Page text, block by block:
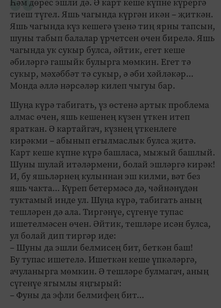
Һәм дөрес эшли дә. Ә карт кеше күпне күрергә
тиеш түгел. Яшь чагында күргән икән – җиткән.
Яшь чагында күз кешегә үзенә тиң ярны тапсын,
шуны табып балалар үрчетсен өчен бирелә. Яшь
чагында ук сукыр булса, әйтик, егет кеше
әбиләргә гашыйк булырга мөмкин. Егет тә
сукыр, мәхәббәт тә сукыр, ә әби хәйләкәр...
Монда әллә нәрсәләр килеп чыгуы бар.
Шуңа күрә табигать, үз өстенә артык проблема
алмас өчен, яшь кешенең күзен үткен итеп
яраткан. Ә картайгач, күзнең үткенлеге
кирәкми – абынып егылмаслык булса җитә.
Карт кеше күпне күрә башласа, мыжый башлый.
Шуны шулай итәләрмени, болай эшләргә кирәк!
И, бу яшьләрнең кулыннан эш килми, вәт без
яшь чакта... Күреп бетермәсә дә, чәйнәнүдән
туктамый инде ул. Шуңа күрә, табигать аның
тешләрен дә ала. Тиргәнүе, сүгенүе тупас
ишетелмәсен өчен. Әйтик, тешләре исән булса,
ул болай дип тиргәр иде:
– Шуны да эшли белмисең бит, беткән баш!
Бу тупас ишетелә. Ишеткән кеше үпкәләргә,
ачуланырга мөмкин. Ә тешләре булмагач, аның
сүгенүе ягымлы яңгырый:
– Фуны да эфли белмифең бит...